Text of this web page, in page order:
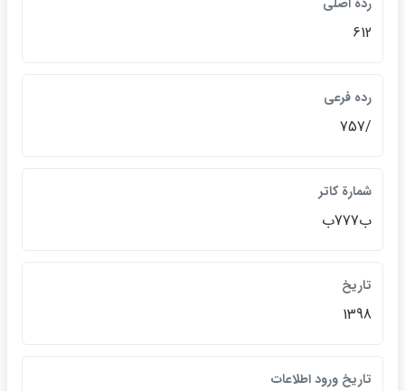
612
رده فرعي
/757
شمارة كاتر
ب777ب
تاريخ
1398
تاريخ ورود اطلاعات